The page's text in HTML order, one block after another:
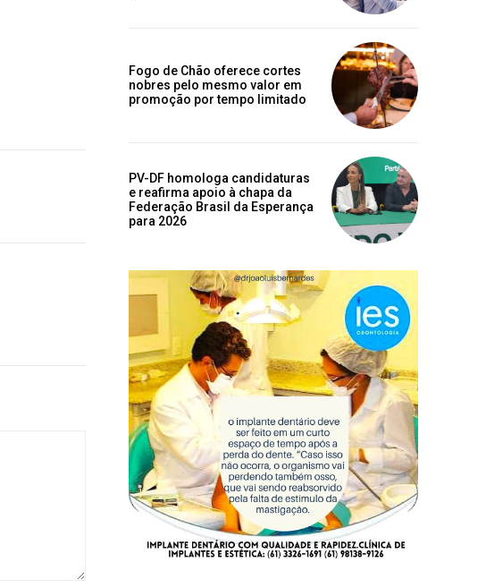
Fogo de Chão oferece cortes
nobres pelo mesmo valor em
promoção por tempo limitado
PV-DF homologa candidaturas
e reafirma apoio à chapa da
Federação Brasil da Esperança
para 2026